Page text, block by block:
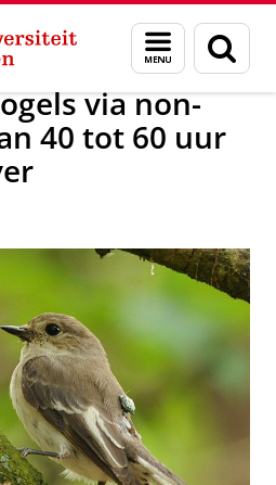
Menu
en
zoeken
Nieuwsberichten
via non-
40 tot 60 uur